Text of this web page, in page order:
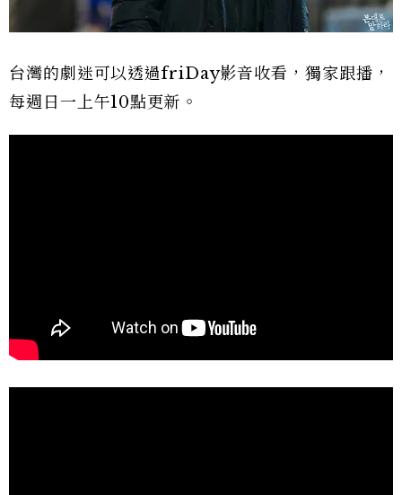
台灣的劇迷可以透過friDay影音收看，獨家跟播，
每週日一上午10點更新。